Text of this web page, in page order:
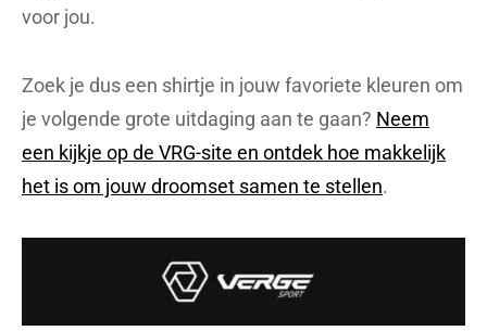
voor jou.
Zoek je dus een shirtje in jouw favoriete kleuren om
je volgende grote uitdaging aan te gaan? Neem
een kijkje op de VRG-site en ontdek hoe makkelijk
het is om jouw droomset samen te stellen.